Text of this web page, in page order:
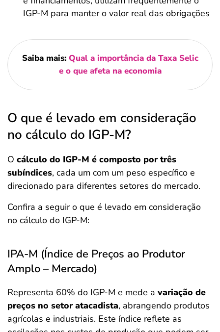
IGP-M para manter o valor real das obrigações
Saiba mais: Qual a importância da Taxa Selic
e o que afeta na economia
O que é levado em consideração
no cálculo do IGP-M?
O cálculo do IGP-M é composto por três
subíndices, cada um com um peso específico e
direcionado para diferentes setores do mercado.
Confira a seguir o que é levado em consideração
no cálculo do IGP-M:
IPA-M (Índice de Preços ao Produtor
Amplo – Mercado)
Representa 60% do IGP-M e mede a variação de
preços no setor atacadista, abrangendo produtos
agrícolas e industriais. Este índice reflete as